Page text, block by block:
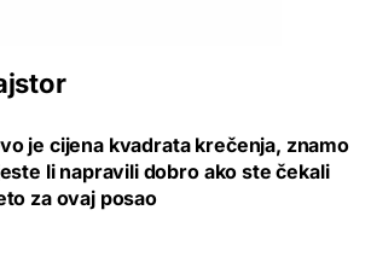
je cijena kvadrata krečenja, znamo
li napravili dobro ako ste čekali
za ovaj posao